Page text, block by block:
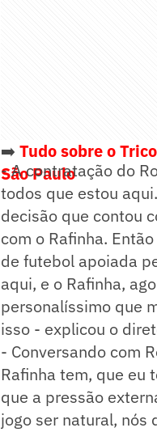
➡️ Tudo sobre o
São Paulo
- A contratação do
todos que estou
decisão que contou
com o Rafinha.
de futebol apoiada
aqui, e o Rafinha,
personalíssimo que
isso - explicou o
- Conversando com
Rafinha tem, que eu
que a pressão
jogo ser natural, nós